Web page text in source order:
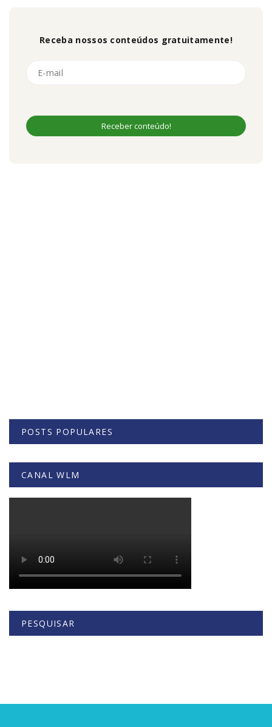
Receba nossos conteúdos gratuitamente!
POSTS POPULARES
CANAL WLM
PESQUISAR